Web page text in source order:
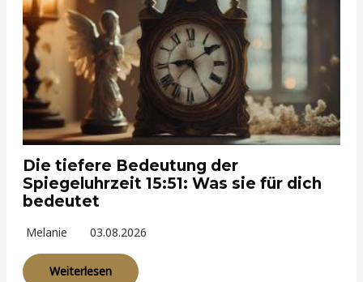
Die tiefere Bedeutung der
Spiegeluhrzeit 15:51: Was sie für dich
bedeutet
Melanie 03.08.2026
Weiterlesen